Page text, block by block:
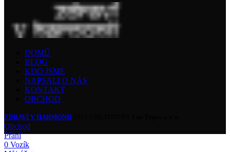
DOMŮ
BLOG
KDO JSME
NAPSALI O NÁS
KONTAKT
OBCHOD
ZDRAVÍ V HARMONII
Obchod
Přání
0 Vozík